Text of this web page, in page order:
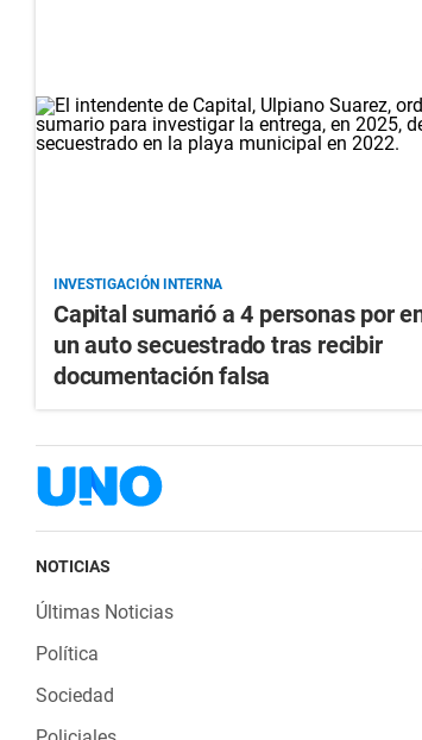
INVESTIGACIÓN INTERNA
Capital sumarió a 4 personas por
un auto secuestrado tras recibir
documentación falsa
NOTICIAS
Últimas Noticias
Política
Sociedad